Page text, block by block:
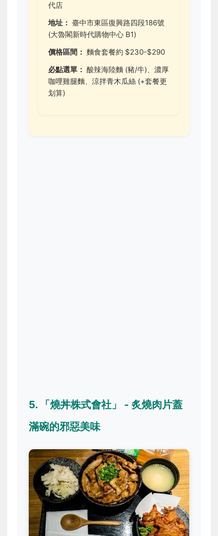
代店
地址： 臺中市東區復興路四段186號
(大魯閣新時代購物中心 B1)
價格區間： 麵食套餐約 $230-$290
必點選單： 酸辣海陸麵 (豬/牛)、濃厚
咖哩雞腿麵、涼拌青木瓜絲 (+套餐更
划算)
5. 「燒丼株式會社」 - 炙燒肉片蓋
滿碗的邪惡美味